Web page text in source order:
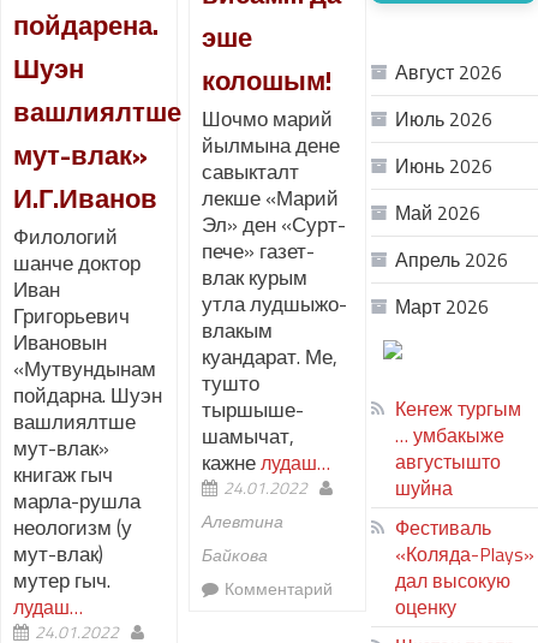
пойдарена.
Шуэн
вашлиялтше
мут-влак»
И.Г.Иванов
Филологий
шанче доктор
Иван
Григорьевич
Ивановын
«Мутвундынам
пойдарна. Шуэн
вашлиялтше
мут-влак»
книгаж гыч
марла-рушла
неологизм (у
мут-влак)
мутер гыч.
лудаш…
24.01.2022
эше
колошым!
Шочмо марий
йылмына дене
савыкталт
лекше «Марий
Эл» ден «Сурт-
пече» газет-
влак курым
утла лудшыжо-
влакым
куандарат. Ме,
тушто
тыршыше-
шамычат,
кажнелудаш…
24.01.2022
Алевтина
Байкова
Комментарий
Август 2026
Июль 2026
Июнь 2026
Май 2026
Апрель 2026
Март 2026
Кеҥеж тургым
… умбакыже
августышто
шуйна
Фестиваль
«Коляда-Plays»
дал высокую
оценку